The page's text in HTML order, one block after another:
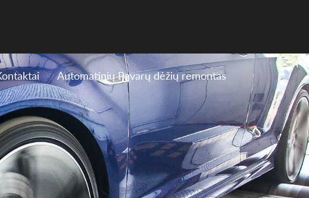
Automatinių Pavarų dėžių remontas